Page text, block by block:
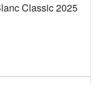
Classic 2025